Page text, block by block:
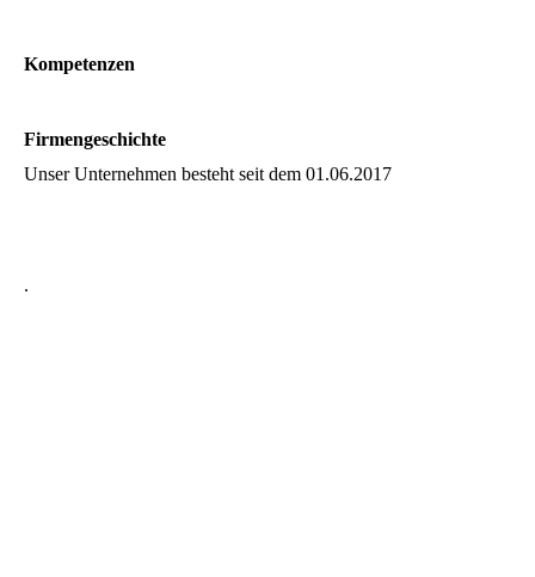
Kompetenzen
Firmengeschichte
Unser Unternehmen besteht seit dem 01.06.2017
.